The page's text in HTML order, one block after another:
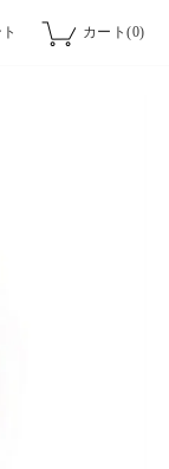
カート(0)